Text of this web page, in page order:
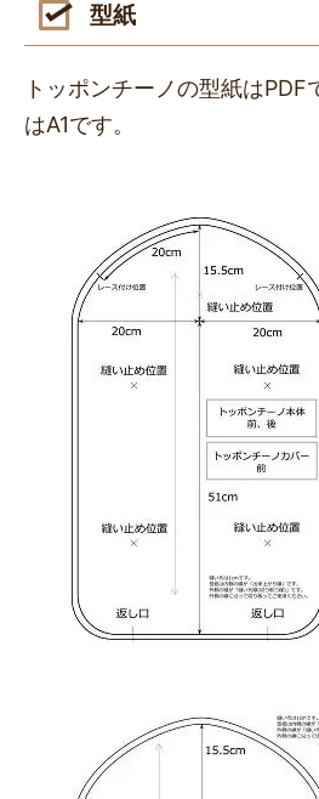
型紙
トッポンチーノの型紙は
はA1です。